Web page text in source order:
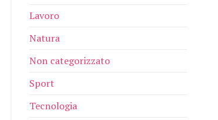
Lavoro
Natura
Non categorizzato
Sport
Tecnologia